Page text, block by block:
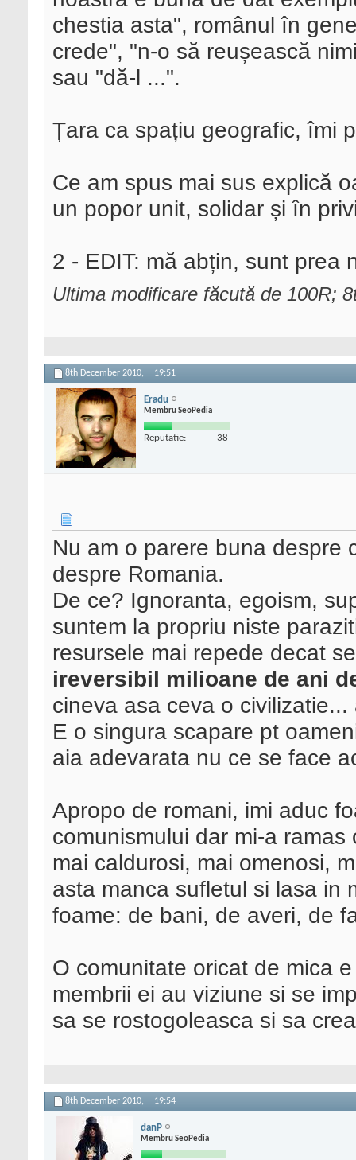
chestia asta", românul în
crede", "n-o să reușească
sau "dă-l ...".
Țara ca spațiu geografic, îmi
Ce am spus mai sus explică
un popor unit, solidar și în
2 - EDIT: mă abțin, sunt prea
Ultima modificare făcută de 100R;
8th December 2010, 19:51
Eradu
Membru SeoPedia
Reputatie: 38
Nu am o parere buna despre
despre Romania.
De ce? Ignoranta, egoism,
suntem la propriu niste
resursele mai repede decat
ireversibil milioane de ani
cineva asa ceva o
E o singura scapare pt
aia adevarata nu ce se face
Apropo de romani, imi aduc
comunismului dar mi-a
mai caldurosi, mai omenosi,
asta manca sufletul si lasa in
foame: de bani, de averi, de
O comunitate oricat de mica
membrii ei au viziune si se
sa se rostogoleasca si sa
8th December 2010, 19:54
danP
Membru SeoPedia